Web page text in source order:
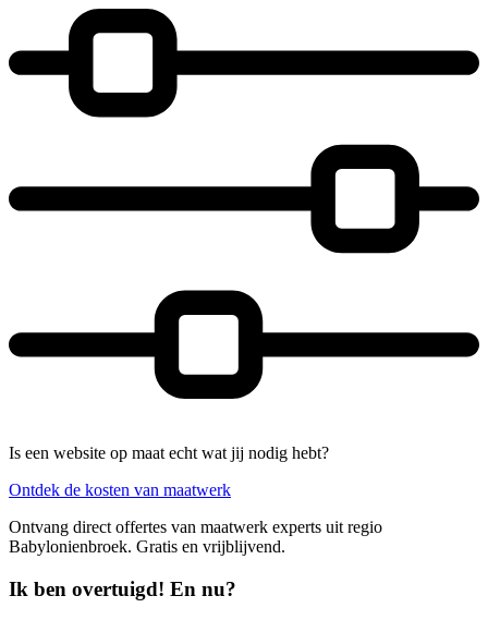
Is een website op maat echt wat jij nodig hebt?
Ontdek de kosten van maatwerk
Ontvang direct offertes van maatwerk experts uit regio
Babylonienbroek. Gratis en vrijblijvend.
Ik ben overtuigd! En nu?